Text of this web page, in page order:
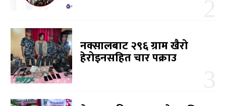
नक्सालबाट २९६ ग्राम खैरो
हेरोइनसहित चार पक्राउ